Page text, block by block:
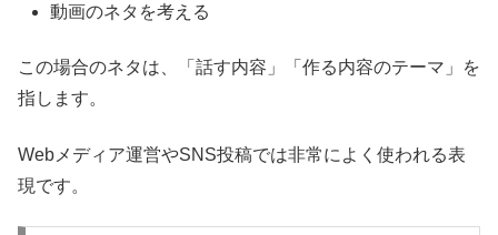
動画のネタを考える
この場合のネタは、「話す内容」「作る内容のテーマ」を
指します。
Webメディア運営やSNS投稿では非常によく使われる表
現です。